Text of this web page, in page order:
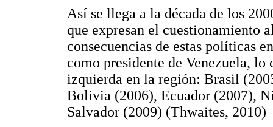
Así se llega a la década de los
que expresan el cuestionamiento
consecuencias de estas políticas
como presidente de Venezuela,
izquierda en la región: Brasil
Bolivia (2006), Ecuador (2007),
Salvador (2009) (Thwaites, 2010)